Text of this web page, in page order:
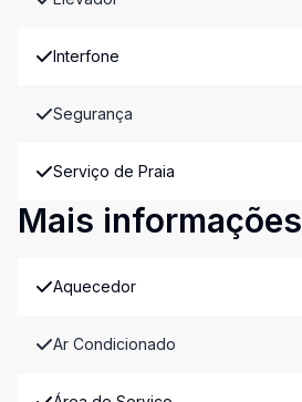
Interfone
Segurança
Serviço de Praia
Mais informações
Aquecedor
Ar Condicionado